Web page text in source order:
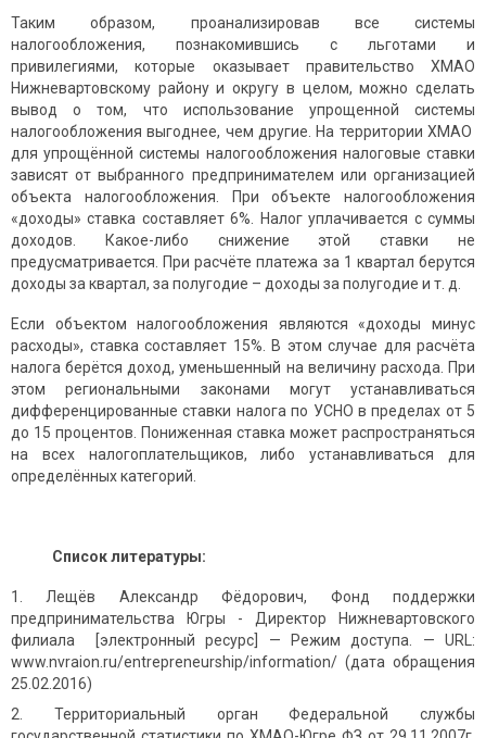
Таким образом, проанализировав все системы
налогообложения, познакомившись с льготами и
привилегиями, которые оказывает правительство ХМАО
Нижневартовскому району и округу в целом, можно сделать
вывод о том, что использование упрощенной системы
налогообложения выгоднее, чем другие. На территории ХМАО
для упрощённой системы налогообложения налоговые ставки
зависят от выбранного предпринимателем или организацией
объекта налогообложения. При объекте налогообложения
«доходы» ставка составляет 6%. Налог уплачивается с суммы
доходов. Какое-либо снижение этой ставки не
предусматривается. При расчёте платежа за 1 квартал берутся
доходы за квартал, за полугодие – доходы за полугодие и т. д.
Если объектом налогообложения являются «доходы минус
расходы», ставка составляет 15%. В этом случае для расчёта
налога берётся доход, уменьшенный на величину расхода. При
этом региональными законами могут устанавливаться
дифференцированные ставки налога по УСНО в пределах от 5
до 15 процентов. Пониженная ставка может распространяться
на всех налогоплательщиков, либо устанавливаться для
определённых категорий.
Список литературы:
Лещёв Александр Фёдорович, Фонд поддержки
предпринимательства Югры - Директор Нижневартовского
филиала [электронный ресурс] — Режим доступа. — URL:
www.nvraion.ru/entrepreneurship/information/ (дата обращения
25.02.2016)
Территориальный орган Федеральной службы